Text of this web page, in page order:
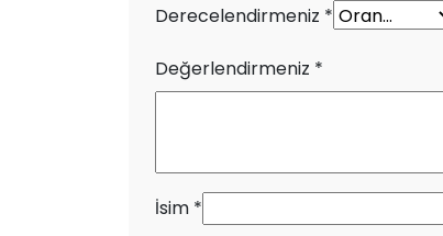
Derecelendirmeniz *
Değerlendirmeniz *
İsim *